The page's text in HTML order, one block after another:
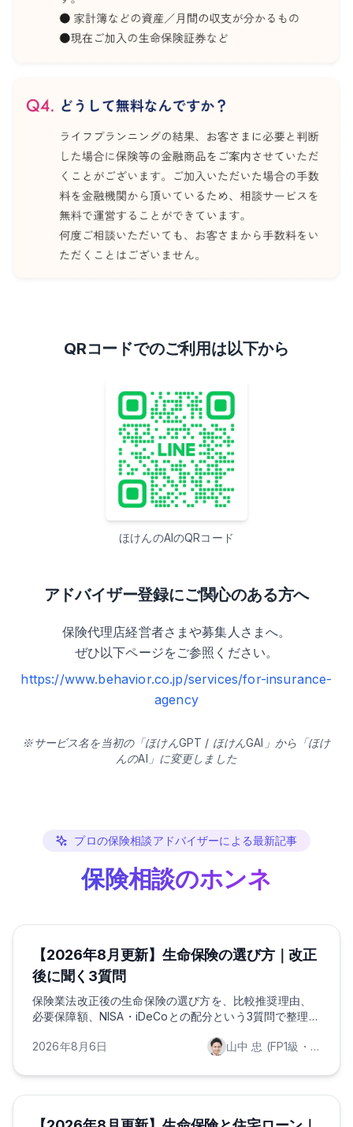
QRコードでのご利用は以下から
ほけんのAIのQRコード
アドバイザー登録にご関心のある方へ
保険代理店経営者さまや募集人さまへ。
ぜひ以下ページをご参照ください。
https://www.behavior.co.jp/services/for-insurance-
agency
※サービス名を当初の「ほけんGPT / ほけんGAI」から「ほけ
んのAI」に変更しました
プロの保険相談アドバイザーによる最新記事
保険相談のホンネ
【2026年8月更新】生命保険の選び方｜改正
後に聞く3質問
保険業法改正後の生命保険の選び方を、比較推奨理由、
必要保障額、NISA・iDeCoとの配分という3質問で整理。
2026年8月6日
山中 忠 (FP1級・証券外務員一種保持)